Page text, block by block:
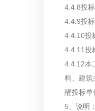
4.4.8投
4.4.9投
4.4.10投
4.4.11投
4.4.12本
料、建筑
醒投标单
5、说明：